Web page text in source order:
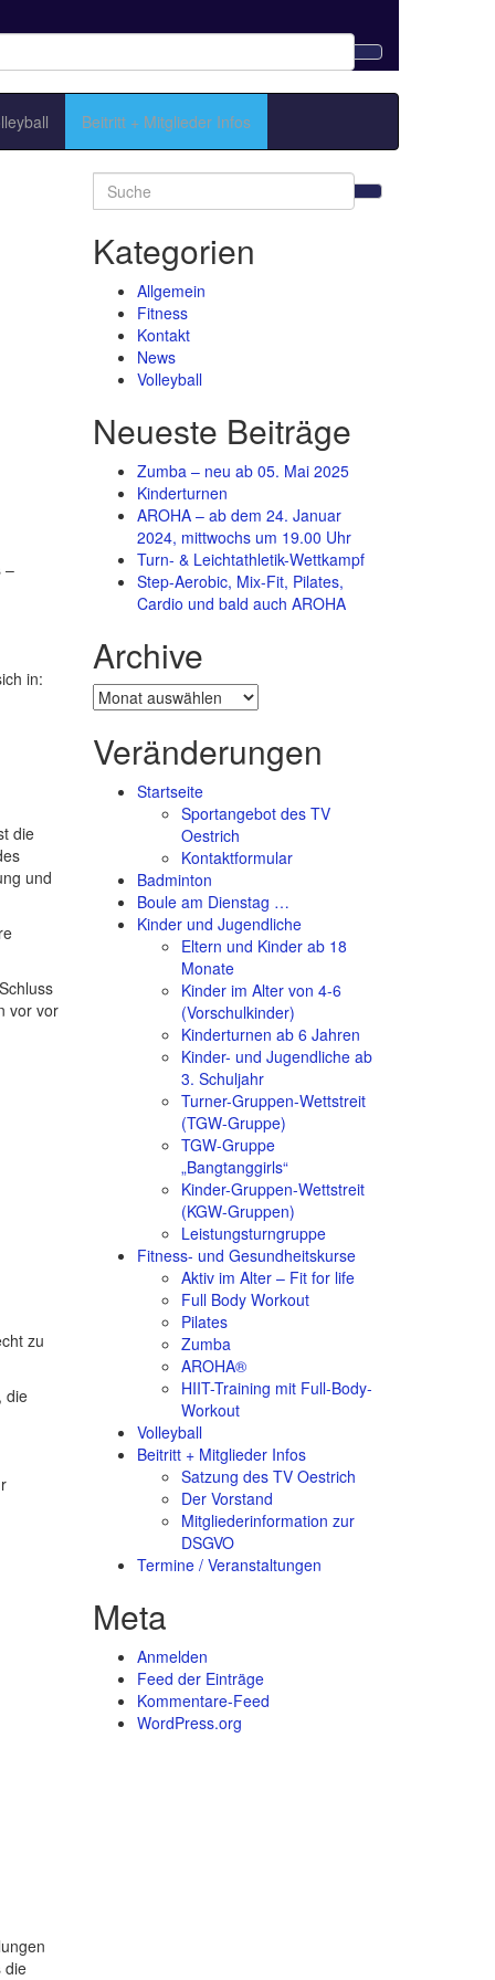
Beitritt + Mitglieder Infos
–
in:
die
und
vor vor
zu
die
die
Search
for:
Kategorien
Allgemein
Fitness
Kontakt
News
Volleyball
Neueste Beiträge
Zumba – neu ab 05. Mai 2025
Kinderturnen
AROHA – ab dem 24. Januar
2024, mittwochs um 19.00 Uhr
Turn- & Leichtathletik-Wettkampf
Step-Aerobic, Mix-Fit, Pilates,
Cardio und bald auch AROHA
Archive
Archive
Veränderungen
Startseite
Sportangebot des TV
Oestrich
Kontaktformular
Badminton
Boule am Dienstag …
Kinder und Jugendliche
Eltern und Kinder ab 18
Monate
Kinder im Alter von 4-6
(Vorschulkinder)
Kinderturnen ab 6 Jahren
Kinder- und Jugendliche ab
3. Schuljahr
Turner-Gruppen-Wettstreit
(TGW-Gruppe)
TGW-Gruppe
„Bangtanggirls“
Kinder-Gruppen-Wettstreit
(KGW-Gruppen)
Leistungsturngruppe
Fitness- und Gesundheitskurse
Aktiv im Alter – Fit for life
Full Body Workout
Pilates
Zumba
AROHA®
HIIT-Training mit Full-Body-
Workout
Volleyball
Beitritt + Mitglieder Infos
Satzung des TV Oestrich
Der Vorstand
Mitgliederinformation zur
DSGVO
Termine / Veranstaltungen
Meta
Anmelden
Feed der Einträge
Kommentare-Feed
WordPress.org